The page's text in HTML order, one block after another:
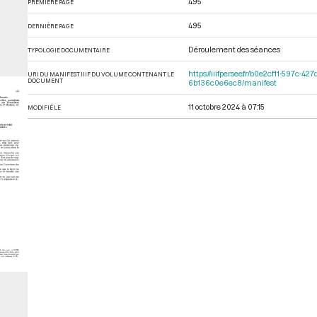
PREMIÈRE PAGE
DERNIÈRE PAGE 495
TYPOLOGIE DOCUMENTAIRE Déroulement des séances
URI DU MANIFEST IIIF DU VOLUME CONTENANT LE
DOCUMENT
https://iiif.persee.fr/b0e2cf11-597c-
6b136c0e6ec8/manifest
MODIFIÉ LE 11 octobre 2024 à 07:15